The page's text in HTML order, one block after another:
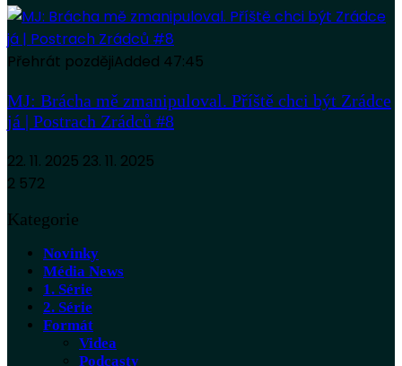
Přehrát pozdějiAdded 47:45
MJ: Brácha mě zmanipuloval. Příště chci být Zrádce
já | Postrach Zrádců #8
22. 11. 2025 23. 11. 2025
2 572
Kategorie
Novinky
Média News
1. Série
2. Série
Formát
Videa
Podcasty